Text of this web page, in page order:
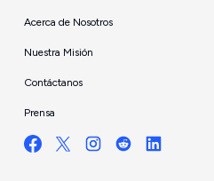
Acerca de Nosotros
Nuestra Misión
Contáctanos
Prensa